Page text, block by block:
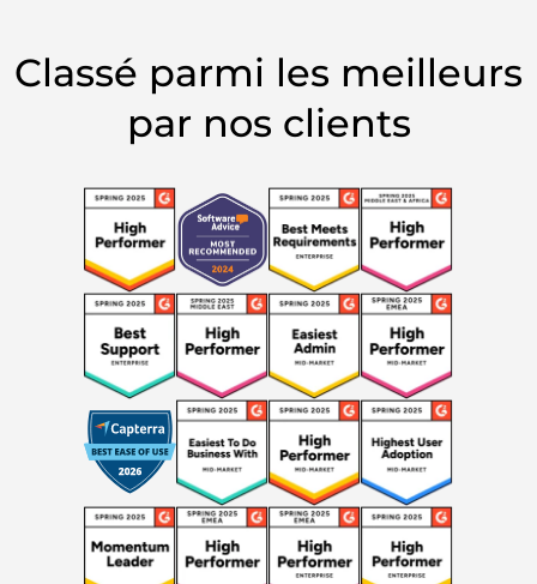
Classé parmi les meilleurs
par nos clients